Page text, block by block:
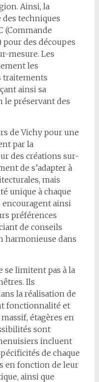
Ainsi, la
techniques
(Commande
des découpes
mesure. Les
les
traitements
ainsi sa
le préservant des
de Vichy pour une
par la
des créations sur-
de s’adapter à
mais
unique à chaque
ainsi
préférences
de conseils
harmonieuse dans
se limitent pas à la
Ils
la réalisation de
fonctionnalité et
étagères en
sont
incluent
de chaque
en fonction de leur
ainsi que